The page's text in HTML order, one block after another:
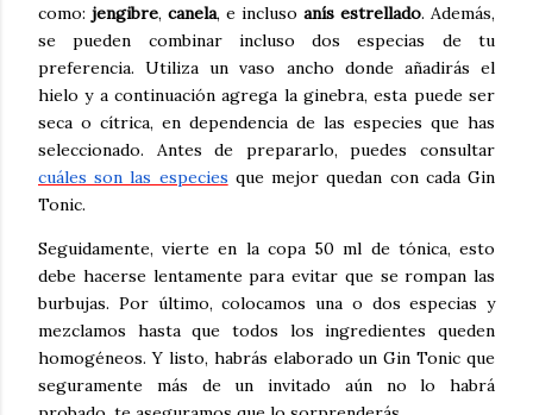
como: jengibre, canela, e incluso anís estrellado. Además,
se pueden combinar incluso dos especias de tu
preferencia. Utiliza un vaso ancho donde añadirás el
hielo y a continuación agrega la ginebra, esta puede ser
seca o cítrica, en dependencia de las especies que has
seleccionado. Antes de prepararlo, puedes consultar
cuáles son las especies que mejor quedan con cada Gin
Tonic.
Seguidamente, vierte en la copa 50 ml de tónica, esto
debe hacerse lentamente para evitar que se rompan las
burbujas. Por último, colocamos una o dos especias y
mezclamos hasta que todos los ingredientes queden
homogéneos. Y listo, habrás elaborado un Gin Tonic que
seguramente más de un invitado aún no lo habrá